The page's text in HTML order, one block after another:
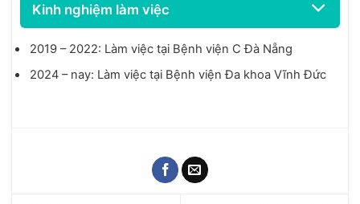
Kinh nghiệm làm việc
2019 – 2022: Làm việc tại Bệnh viện C Đà Nẵng
2024 – nay: Làm việc tại Bệnh viện Đa khoa Vĩnh Đức